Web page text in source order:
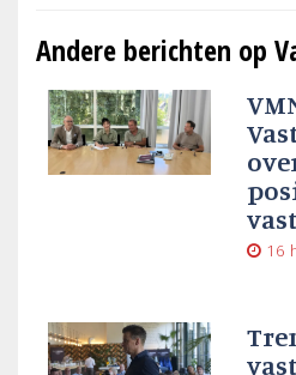
Andere berichten op
16